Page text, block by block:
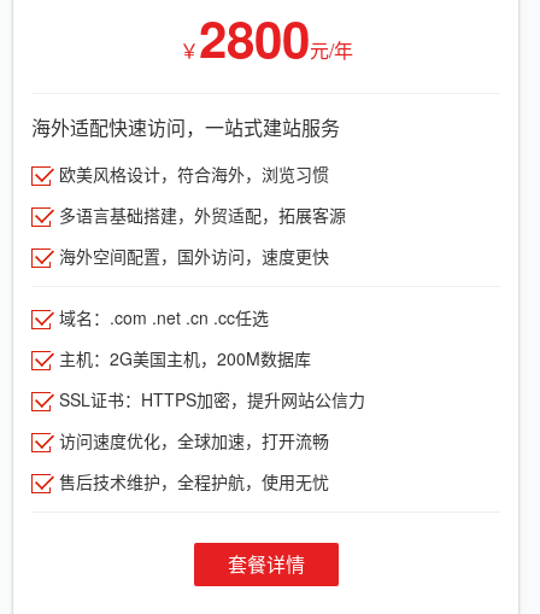
￥2800元/年
海外适配快速访问，一站式建站服务
欧美风格设计，符合海外，浏览习惯
多语言基础搭建，外贸适配，拓展客源
海外空间配置，国外访问，速度更快
域名：.com .net .cn .cc任选
主机：2G美国主机，200M数据库
SSL证书：HTTPS加密，提升网站公信力
访问速度优化，全球加速，打开流畅
售后技术维护，全程护航，使用无忧
套餐详情